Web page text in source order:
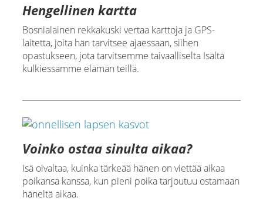
Hengellinen kartta
Bosnialainen rekkakuski vertaa karttoja ja GPS-
laitetta, joita hän tarvitsee ajaessaan, siihen
opastukseen, jota tarvitsemme taivaalliselta Isältä
kulkiessamme elämän teillä.
Voinko ostaa sinulta aikaa?
Isä oivaltaa, kuinka tärkeää hänen on viettää aikaa
poikansa kanssa, kun pieni poika tarjoutuu ostamaan
häneltä aikaa.